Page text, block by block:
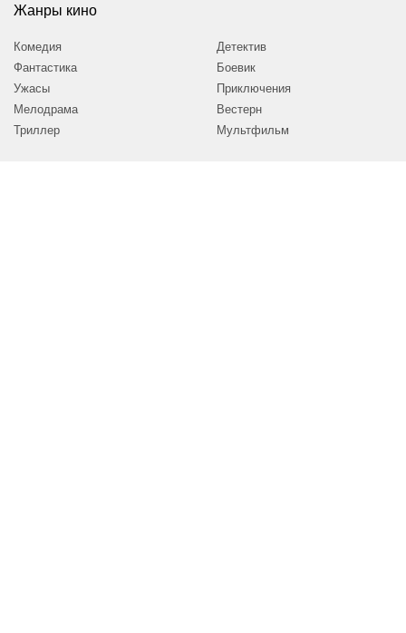
Жанры кино
Комедия
Фантастика
Ужасы
Мелодрама
Триллер
Детектив
Боевик
Приключения
Вестерн
Мультфильм